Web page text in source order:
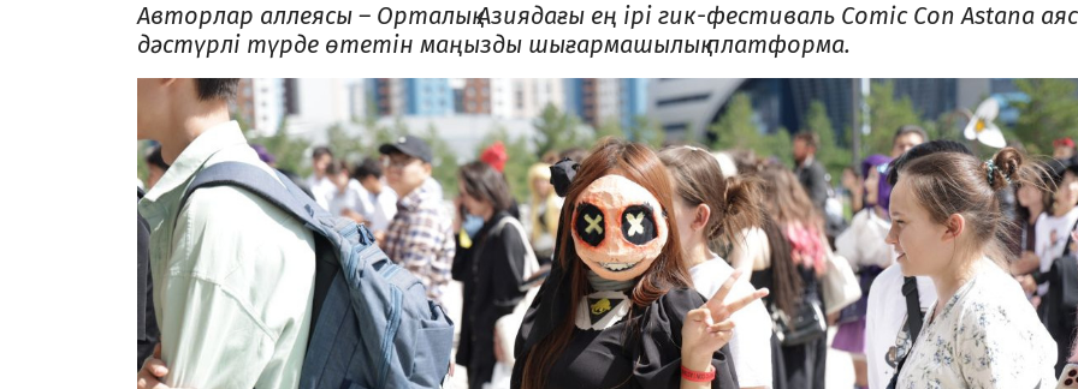
Авторлар аллеясы – Орталық Азиядағы ең ірі гик-фестиваль Comic Con Astana
дәстүрлі түрде өтетін маңызды шығармашылық платформа.